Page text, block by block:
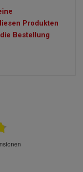
Produkten
Bestellung